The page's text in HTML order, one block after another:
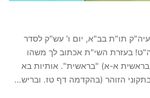
תו"ת בב"א, יום ו' עש"ק לסדר
בעזרת השי"ת אכתוב לך משהו
א-א) "בראשית". אותיות בא
הזוהר (בהקדמה דף טז. ובריש…